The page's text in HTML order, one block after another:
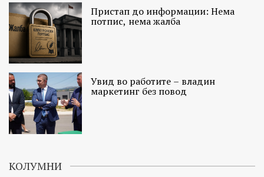
Пристап до информации: Нема
потпис, нема жалба
Увид во работите – владин
маркетинг без повод
КОЛУМНИ